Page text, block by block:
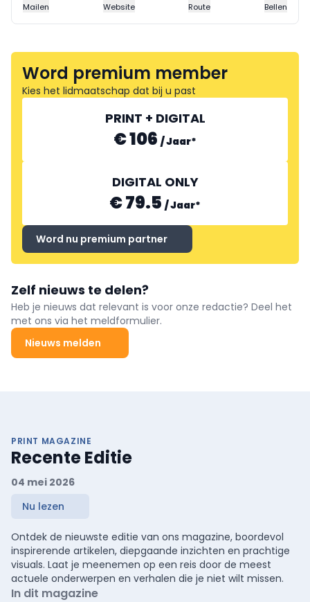
Mailen Website Route Bellen
Word premium member
Kies het lidmaatschap dat bij u past
PRINT + DIGITAL
€ 106 /Jaar*
DIGITAL ONLY
€ 79.5 /Jaar*
Word nu premium partner
Zelf nieuws te delen?
Heb je nieuws dat relevant is voor onze redactie? Deel het
met ons via het meldformulier.
Nieuws melden
PRINT MAGAZINE
Recente Editie
04 mei 2026
Nu lezen
Ontdek de nieuwste editie van ons magazine, boordevol
inspirerende artikelen, diepgaande inzichten en prachtige
visuals. Laat je meenemen op een reis door de meest
actuele onderwerpen en verhalen die je niet wilt missen.
In dit magazine